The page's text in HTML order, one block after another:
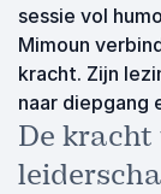
sessie vol
Mimoun
kracht. Zijn
naar diepgang
De